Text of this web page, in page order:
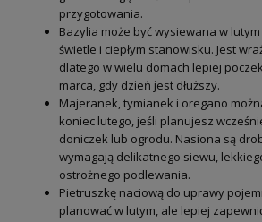
przygotowania.
Bazylia może być wysiewana w
świetle i ciepłym stanowisku. Jest
dlatego w wielu domach lepiej
marca, gdy dzień jest dłuższy.
Majeranek, tymianek i oregano
koniec lutego, jeśli planujesz
doniczek lub ogrodu. Nasiona są
wymagają delikatnego siewu,
ostrożnego podlewania.
Pietruszkę naciową do uprawy
planować w lutym, ale lepiej